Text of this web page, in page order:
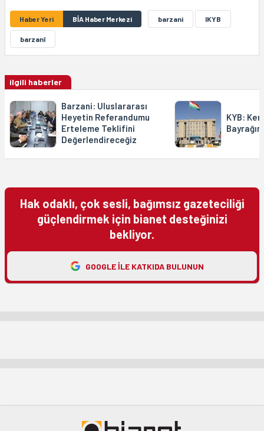
Haber Yeri BİA Haber Merkezi barzani IKYB
barzanî
ilgili haberler
Barzani: Uluslararası
Heyetin Referandumu
Erteleme Teklifini
Değerlendireceğiz
KYB:
Hak odaklı, çok sesli, bağımsız gazeteciliği
güçlendirmek için bianet desteğinizi
bekliyor.
GOOGLE ILE KATKIDA BULUNUN